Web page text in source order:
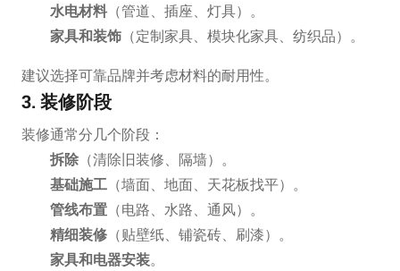
水电材料 （管道、插座、灯具）。
家具和装饰 （定制家具、模块化家具、纺织品）。
建议选择可靠品牌并考虑材料的耐用性。
3. 装修阶段
装修通常分几个阶段：
拆除 （清除旧装修、隔墙）。
基础施工 （墙面、地面、天花板找平）。
管线布置 （电路、水路、通风）。
精细装修 （贴壁纸、铺瓷砖、刷漆）。
家具和电器安装。